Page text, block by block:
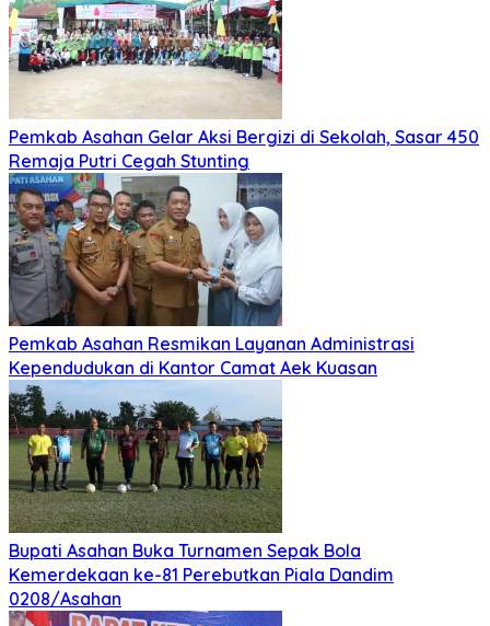
Pemkab Asahan Gelar Aksi Bergizi di Sekolah, Sasar 450
Remaja Putri Cegah Stunting
Pemkab Asahan Resmikan Layanan Administrasi
Kependudukan di Kantor Camat Aek Kuasan
Bupati Asahan Buka Turnamen Sepak Bola
Kemerdekaan ke-81 Perebutkan Piala Dandim
0208/Asahan